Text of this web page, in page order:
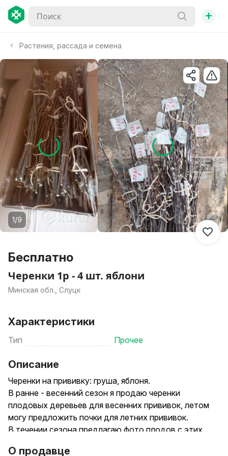
+
Растения, рассада и семена
1/9
Бесплатно
Черенки 1р - 4 шт. яблони
Минская обл., Слуцк
Характеристики
Тип Прочее
Описание
Черенки на прививку: груша, яблоня.
В ранне - весенний сезон я продаю черенки
плодовых деревьев для весенних прививок, летом
могу предложить почки для летних прививок.
В течении сезона предлагаю фото плодов с этих
особенностей сорта.
О продавце